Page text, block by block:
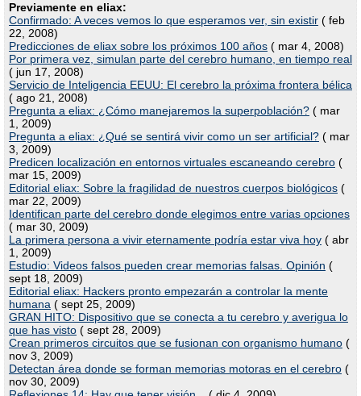
Previamente en eliax:
Confirmado: A veces vemos lo que esperamos ver, sin existir ( feb
22, 2008)
Predicciones de eliax sobre los próximos 100 años ( mar 4, 2008)
Por primera vez, simulan parte del cerebro humano, en tiempo real
( jun 17, 2008)
Servicio de Inteligencia EEUU: El cerebro la próxima frontera bélica
( ago 21, 2008)
Pregunta a eliax: ¿Cómo manejaremos la superpoblación? ( mar
1, 2009)
Pregunta a eliax: ¿Qué se sentirá vivir como un ser artificial? ( mar
3, 2009)
Predicen localización en entornos virtuales escaneando cerebro (
mar 15, 2009)
Editorial eliax: Sobre la fragilidad de nuestros cuerpos biológicos (
mar 22, 2009)
Identifican parte del cerebro donde elegimos entre varias opciones
( mar 30, 2009)
La primera persona a vivir eternamente podría estar viva hoy ( abr
1, 2009)
Estudio: Videos falsos pueden crear memorias falsas. Opinión (
sept 18, 2009)
Editorial eliax: Hackers pronto empezarán a controlar la mente
humana ( sept 25, 2009)
GRAN HITO: Dispositivo que se conecta a tu cerebro y averigua lo
que has visto ( sept 28, 2009)
Crean primeros circuitos que se fusionan con organismo humano (
nov 3, 2009)
Detectan área donde se forman memorias motoras en el cerebro (
nov 30, 2009)